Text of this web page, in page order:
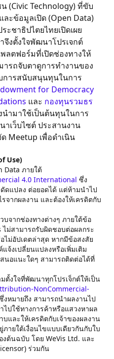
(Civic Technology) ที่ขับ
ะข้อมูลเปิด (Open Data)
ะชาธิปไตยไทยเปิดเผย
จึงตั้งใจพัฒนาโปรเจกต์
ลตฟอร์มที่เปิดช่องทางให้
รถจับตาดูการทำงานของ
การสนับสนุนทุนในการ
for Democracy
และ กองทุนรวมธร
นำมาใช้เป็นต้นทุนในการ
เว็บไซต์ ประสานงาน
Meetup เพื่อดำเนิน
Use)
Data ภายใต้
4.0 International ซึ่ง
ดแปลง ต่อยอดได้ แต่ห้ามนำไป
จากผลงาน และต้องให้เครดิตกับ
จากช่องทางต่างๆ ภายใต้ข้อ
ไม่สามารถรับผิดชอบต่อผลกระ
ม่อัปเดตล่าสุด หากมีข้อสงสัย
จ้งเปลี่ยนแปลงหรือเพิ่มเติม
นอแนะใดๆ สามารถติดต่อได้ที่
ตั้งใจที่พัฒนาทุกโปรเจ็กต์ให้เป็น
NonCommercial-
งหมายถึง สามารถนำผลงานไป
ปใช้ทางการค้าหรือแสวงหาผล
และให้เครดิตกับเจ้าของผลงาน
ายใต้เงื่อนไขแบบเดียวกันกับใบ
ต้นฉบับ โดย WeVis Ltd. และ
ร่วมกัน